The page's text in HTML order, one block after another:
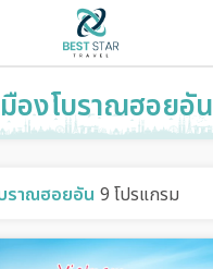
องโบราณฮอยอัน
ราณฮอยอัน 9 โปรแกรม